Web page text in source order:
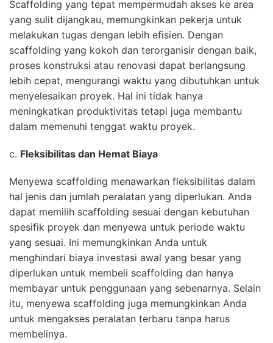
Scaffolding yang tepat mempermudah akses ke area
yang sulit dijangkau, memungkinkan pekerja untuk
melakukan tugas dengan lebih efisien. Dengan
scaffolding yang kokoh dan terorganisir dengan baik,
proses konstruksi atau renovasi dapat berlangsung
lebih cepat, mengurangi waktu yang dibutuhkan untuk
menyelesaikan proyek. Hal ini tidak hanya
meningkatkan produktivitas tetapi juga membantu
dalam memenuhi tenggat waktu proyek.
c. Fleksibilitas dan Hemat Biaya
Menyewa scaffolding menawarkan fleksibilitas dalam
hal jenis dan jumlah peralatan yang diperlukan. Anda
dapat memilih scaffolding sesuai dengan kebutuhan
spesifik proyek dan menyewa untuk periode waktu
yang sesuai. Ini memungkinkan Anda untuk
menghindari biaya investasi awal yang besar yang
diperlukan untuk membeli scaffolding dan hanya
membayar untuk penggunaan yang sebenarnya. Selain
itu, menyewa scaffolding juga memungkinkan Anda
untuk mengakses peralatan terbaru tanpa harus
membelinya.